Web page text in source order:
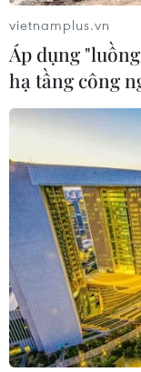
Đề phòng
và trên biển
03/07/2022 12:54
Chiều tối và
vực, đề phòng
giật mạnh; hiện
Nam mạnh cấp
vietnamplus.vn
Áp dụng
hạ tầng công